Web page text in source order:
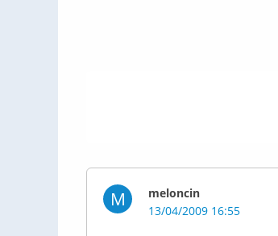
M
meloncin
13/04/2009 16:55